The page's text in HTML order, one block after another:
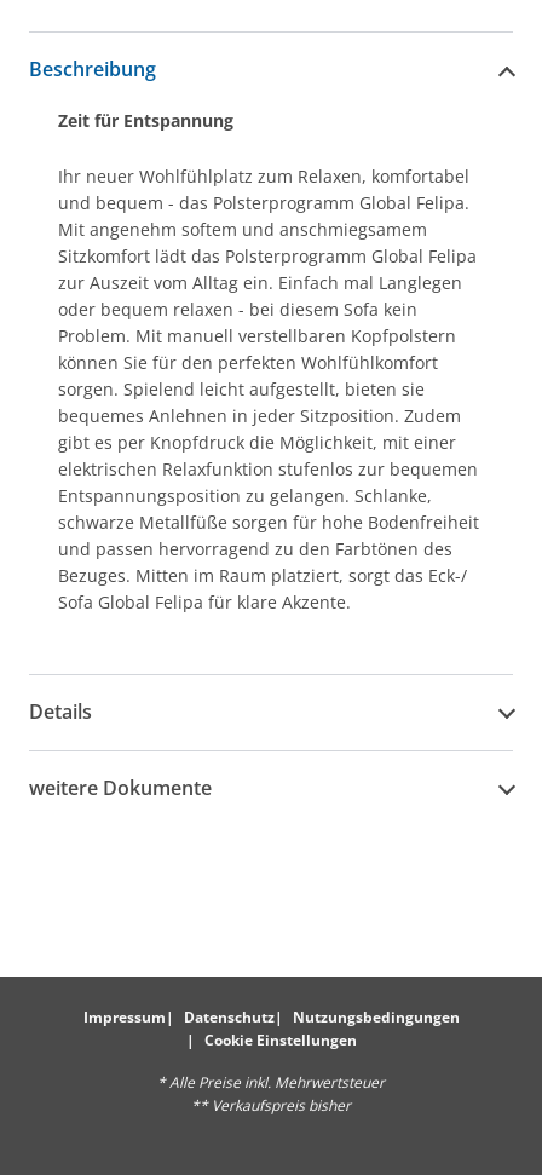
Beschreibung
Zeit für Entspannung
Ihr neuer Wohlfühlplatz zum Relaxen, komfortabel
und bequem - das Polsterprogramm Global Felipa.
Mit angenehm softem und anschmiegsamem
Sitzkomfort lädt das Polsterprogramm Global Felipa
zur Auszeit vom Alltag ein. Einfach mal Langlegen
oder bequem relaxen - bei diesem Sofa kein
Problem. Mit manuell verstellbaren Kopfpolstern
können Sie für den perfekten Wohlfühlkomfort
sorgen. Spielend leicht aufgestellt, bieten sie
bequemes Anlehnen in jeder Sitzposition. Zudem
gibt es per Knopfdruck die Möglichkeit, mit einer
elektrischen Relaxfunktion stufenlos zur bequemen
Entspannungsposition zu gelangen. Schlanke,
schwarze Metallfüße sorgen für hohe Bodenfreiheit
und passen hervorragend zu den Farbtönen des
Bezuges. Mitten im Raum platziert, sorgt das Eck-/
Sofa Global Felipa für klare Akzente.
Details
weitere Dokumente
Impressum Datenschutz
Nutzungsbedingungen
Cookie Einstellungen
* Alle Preise inkl. Mehrwertsteuer
** Verkaufspreis bisher